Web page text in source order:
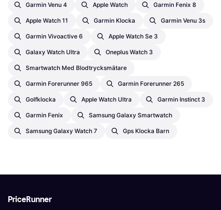
Garmin Venu 4 Apple Watch Garmin Fenix 8
Apple Watch 11 Garmin Klocka Garmin Venu 3s
Garmin Vivoactive 6 Apple Watch Se 3
Galaxy Watch Ultra Oneplus Watch 3
Smartwatch Med Blodtrycksmätare
Garmin Forerunner 965 Garmin Forerunner 265
Golfklocka Apple Watch Ultra Garmin Instinct 3
Garmin Fenix Samsung Galaxy Smartwatch
Samsung Galaxy Watch 7 Gps Klocka Barn
PriceRunner